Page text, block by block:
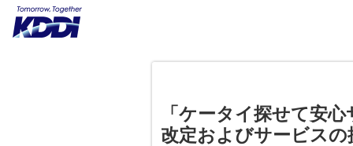
「ケータイ探せて安
改定およびサービス